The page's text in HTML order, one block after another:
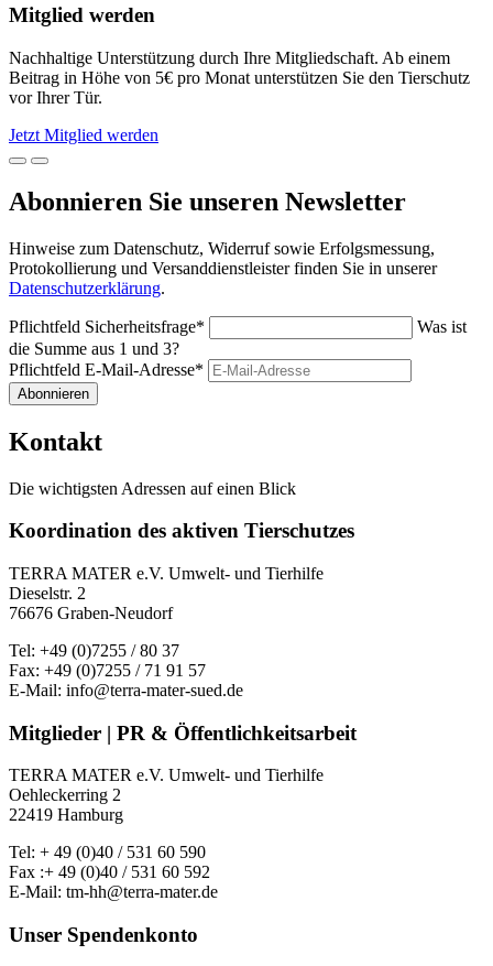
Mitglied werden
Nachhaltige Unterstützung durch Ihre Mitgliedschaft. Ab einem
Beitrag in Höhe von 5€ pro Monat unterstützen Sie den Tierschutz
vor Ihrer Tür.
Jetzt Mitglied werden
Abonnieren Sie unseren Newsletter
Hinweise zum Datenschutz, Widerruf sowie Erfolgsmessung,
Protokollierung und Versanddienstleister finden Sie in unserer
Datenschutzerklärung.
Pflichtfeld Sicherheitsfrage*
Was ist
die Summe aus 1 und 3?
Pflichtfeld E-Mail-Adresse*
Abonnieren
Kontakt
Die wichtigsten Adressen auf einen Blick
Koordination des aktiven Tierschutzes
TERRA MATER e.V. Umwelt- und Tierhilfe
Dieselstr. 2
76676 Graben-Neudorf
Tel: +49 (0)7255 / 80 37
Fax: +49 (0)7255 / 71 91 57
E-Mail: info@terra-mater-sued.de
Mitglieder | PR & Öffentlichkeitsarbeit
TERRA MATER e.V. Umwelt- und Tierhilfe
Oehleckerring 2
22419 Hamburg
Tel: + 49 (0)40 / 531 60 590
Fax :+ 49 (0)40 / 531 60 592
E-Mail: tm-hh@terra-mater.de
Unser Spendenkonto